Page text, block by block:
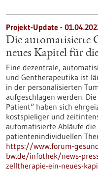
Projekt-Update -
Die automatisierte
neues Kapitel für
Eine dezentrale,
und Gentherapeutika ist
in der personalisierten
aufgeschlagen werden.
Patient“ haben sich
kostspieliger und
automatisierte Abläufe
patientenindividuellen
https://www.forum-
bw.de/infothek/news-
zelltherapie-ein-neues-